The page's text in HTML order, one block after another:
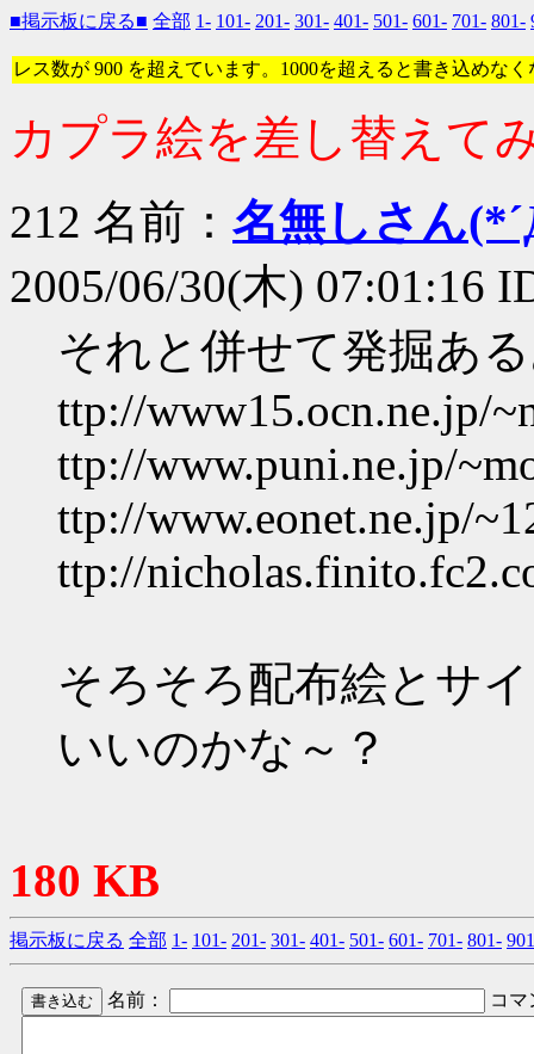
■掲示板に戻る■ 全部 1- 101- 201- 301- 401- 501- 601- 701- 801-
レス数が 900 を超えています。1000を超えると書き込めな
カプラ絵を差し替えて
212 名前： 名無しさん
2005/06/30(木) 07:01:16
それと併せて発掘あ
ttp://www15.ocn.ne.jp/
ttp://www.puni.ne.jp/
ttp://www.eonet.ne.jp/
ttp://
そろそろ配布絵とサ
いいのかな～？
180 KB
掲示板に戻る 全部 1- 101- 201- 301- 401- 501- 601- 701- 801-
名前： コ